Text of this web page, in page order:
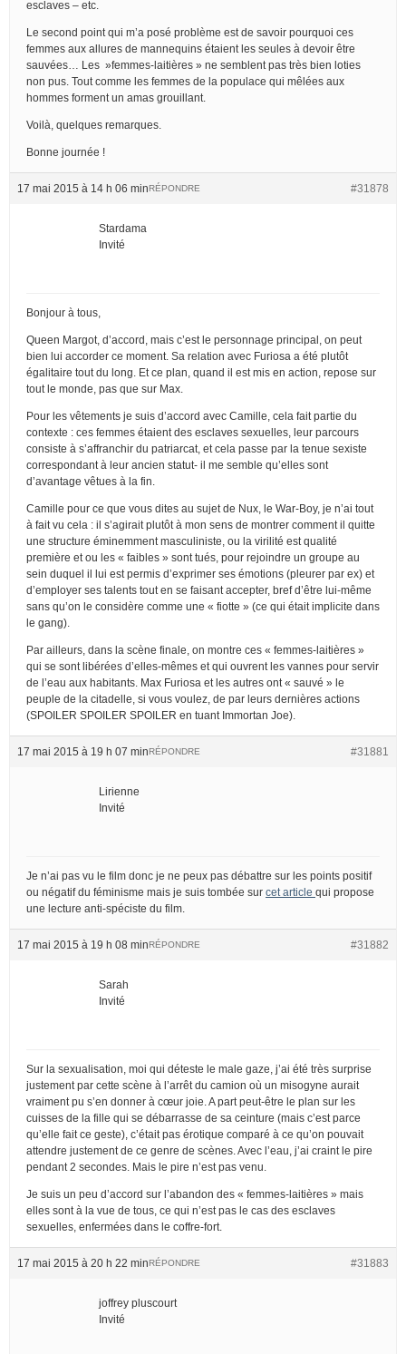
esclaves – etc.
Le second point qui m’a posé problème est de savoir pourquoi ces
femmes aux allures de mannequins étaient les seules à devoir être
sauvées… Les »femmes-laitières » ne semblent pas très bien loties
non pus. Tout comme les femmes de la populace qui mêlées aux
hommes forment un amas grouillant.
Voilà, quelques remarques.
Bonne journée !
17 mai 2015 à 14 h 06 min #31878
RÉPONDRE
Stardama
Invité
Bonjour à tous,
Queen Margot, d’accord, mais c’est le personnage principal, on peut
bien lui accorder ce moment. Sa relation avec Furiosa a été plutôt
égalitaire tout du long. Et ce plan, quand il est mis en action, repose sur
tout le monde, pas que sur Max.
Pour les vêtements je suis d’accord avec Camille, cela fait partie du
contexte : ces femmes étaient des esclaves sexuelles, leur parcours
consiste à s’affranchir du patriarcat, et cela passe par la tenue sexiste
correspondant à leur ancien statut- il me semble qu’elles sont
d’avantage vêtues à la fin.
Camille pour ce que vous dites au sujet de Nux, le War-Boy, je n’ai tout
à fait vu cela : il s’agirait plutôt à mon sens de montrer comment il quitte
une structure éminemment masculiniste, ou la virilité est qualité
première et ou les « faibles » sont tués, pour rejoindre un groupe au
sein duquel il lui est permis d’exprimer ses émotions (pleurer par ex) et
d’employer ses talents tout en se faisant accepter, bref d’être lui-même
sans qu’on le considère comme une « fiotte » (ce qui était implicite dans
le gang).
Par ailleurs, dans la scène finale, on montre ces « femmes-laitières »
qui se sont libérées d’elles-mêmes et qui ouvrent les vannes pour servir
de l’eau aux habitants. Max Furiosa et les autres ont « sauvé » le
peuple de la citadelle, si vous voulez, de par leurs dernières actions
(SPOILER SPOILER SPOILER en tuant Immortan Joe).
17 mai 2015 à 19 h 07 min #31881
RÉPONDRE
Lirienne
Invité
Je n’ai pas vu le film donc je ne peux pas débattre sur les points positif
ou négatif du féminisme mais je suis tombée sur cet article qui propose
une lecture anti-spéciste du film.
17 mai 2015 à 19 h 08 min #31882
RÉPONDRE
Sarah
Invité
Sur la sexualisation, moi qui déteste le male gaze, j’ai été très surprise
justement par cette scène à l’arrêt du camion où un misogyne aurait
vraiment pu s’en donner à cœur joie. A part peut-être le plan sur les
cuisses de la fille qui se débarrasse de sa ceinture (mais c’est parce
qu’elle fait ce geste), c’était pas érotique comparé à ce qu’on pouvait
attendre justement de ce genre de scènes. Avec l’eau, j’ai craint le pire
pendant 2 secondes. Mais le pire n’est pas venu.
Je suis un peu d’accord sur l’abandon des « femmes-laitières » mais
elles sont à la vue de tous, ce qui n’est pas le cas des esclaves
sexuelles, enfermées dans le coffre-fort.
17 mai 2015 à 20 h 22 min #31883
RÉPONDRE
joffrey pluscourt
Invité